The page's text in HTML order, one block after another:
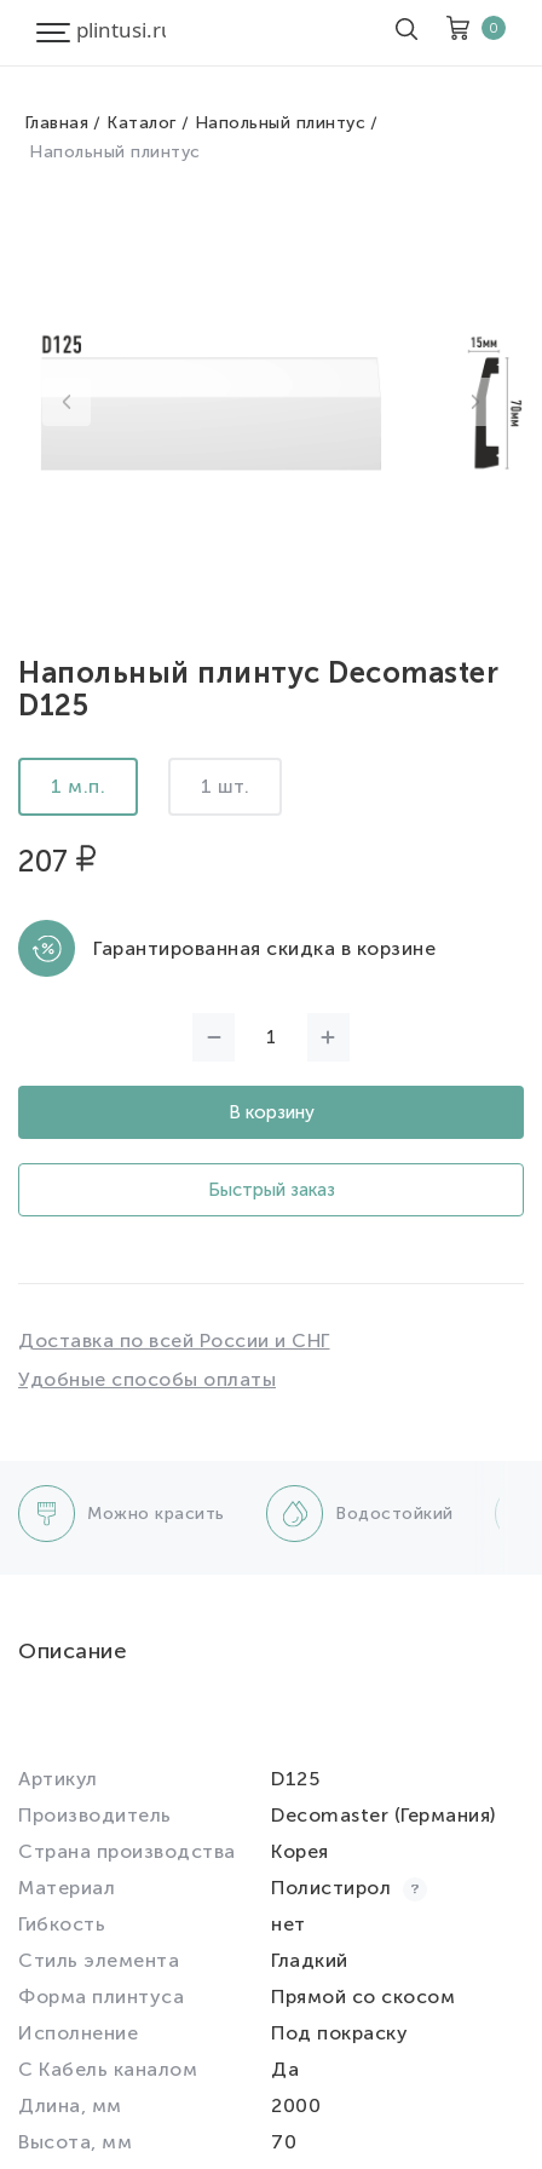
0
Главная Каталог
Напольный плинтус
Напольный плинтус
Напольный плинтус Decomaster
D125
1 м.п. 1 шт.
207
Гарантированная скидка в корзине
В корзину
Быстрый заказ
Доставка по всей России и СНГ
Удобные способы оплаты
Можно красить Водостойкий
Описание
Артикул
D125
Производитель
Decomaster (Германия)
Страна производства
Корея
Материал
Полистирол
Гибкость
нет
Стиль элемента
Гладкий
Форма плинтуса
Прямой со скосом
Исполнение
Под покраску
С Кабель каналом
Да
Длина, мм
2000
Высота, мм
70